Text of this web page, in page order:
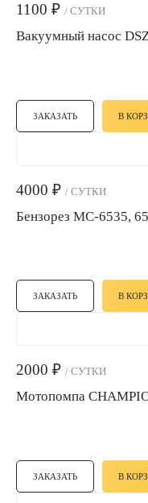
1100 ₽ / СУТКИ
Вакуумный насос
ЗАКАЗАТЬ В
4000 ₽ / СУТКИ
Бензорез МС-6535,
ЗАКАЗАТЬ В
2000 ₽ / СУТКИ
ЗАКАЗАТЬ В